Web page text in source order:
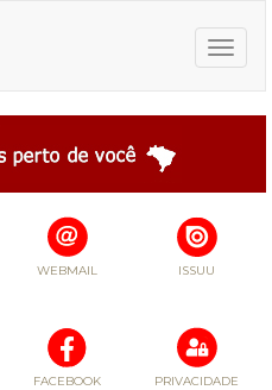
Toggle
WEBMAIL ISSUU
FACEBOOK PRIVACIDADE